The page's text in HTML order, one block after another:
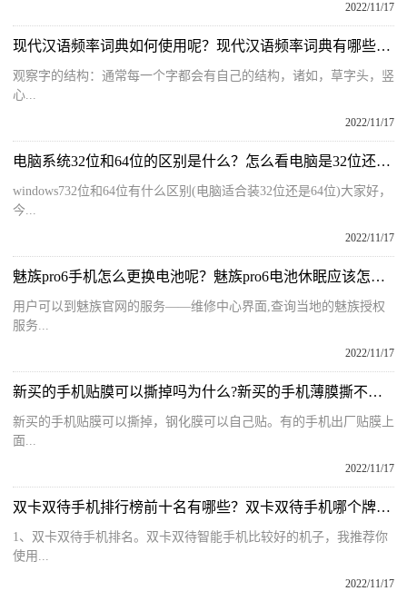
2022/11/17
现代汉语频率词典如何使用呢？现代汉语频率词典有哪些参考文献？
观察字的结构：通常每一个字都会有自己的结构，诸如，草字头，竖
心...
2022/11/17
电脑系统32位和64位的区别是什么？怎么看电脑是32位还是64位系统？
windows732位和64位有什么区别(电脑适合装32位还是64位)大家好，
今...
2022/11/17
魅族pro6手机怎么更换电池呢？魅族pro6电池休眠应该怎么激活呢？
用户可以到魅族官网的服务——维修中心界面,查询当地的魅族授权
服务...
2022/11/17
新买的手机贴膜可以撕掉吗为什么?新买的手机薄膜撕不掉怎么回事?
新买的手机贴膜可以撕掉，钢化膜可以自己贴。有的手机出厂贴膜上
面...
2022/11/17
双卡双待手机排行榜前十名有哪些？双卡双待手机哪个牌子好一点？
1、双卡双待手机排名。双卡双待智能手机比较好的机子，我推荐你
使用...
2022/11/17